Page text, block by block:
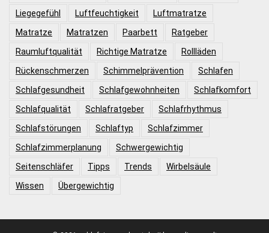
Liegegefühl
Luftfeuchtigkeit
Luftmatratze
Matratze
Matratzen Paarbett
Ratgeber
Raumluftqualität
Richtige Matratze
Rollläden
Rückenschmerzen
Schimmelprävention
Schlafen
Schlafgesundheit
Schlafgewohnheiten
Schlafkomfort
Schlafqualität
Schlafratgeber
Schlafrhythmus
Schlafstörungen
Schlaftyp
Schlafzimmer
Schlafzimmerplanung
Schwergewichtig
Seitenschläfer
Tipps Trends
Wirbelsäule
Wissen
Übergewichtig